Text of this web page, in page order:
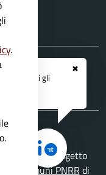
✖
e ricevi tutti gli
è un progetto
Comuni PNRR di
.